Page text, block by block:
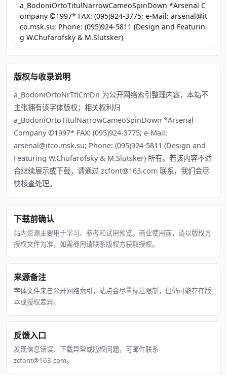
a_BodoniOrtoTitulNarrowCameoSpinDown *Arsenal C
ompany ©1997* FAX: (095)924-3775; e-Mail: arsenal@it
co.msk.su; Phone: (095)924-5811 (Design and Featurin
g W.Chufarofsky & M.Slutsker)
版权与收录说明
a_BodoniOrtoNrTtlCmDn 为公开网络索引整理内容，本站不
主张拥有该字体版权；相关权利归
a_BodoniOrtoTitulNarrowCameoSpinDown *Arsenal
Company ©1997* FAX: (095)924-3775; e-Mail:
arsenal@itco.msk.su; Phone: (095)924-5811 (Design and
Featuring W.Chufarofsky & M.Slutsker) 所有。若该内容不适
合继续展示或下载，请通过 zcfont@163.com 联系，我们会尽
快核查处理。
下载前确认
站内资源主要用于学习、参考和试用预览。商业使用前，请以版权方
授权文件为准，如需商用请联系版权方获取授权。
来源备注
字体文件来自公开网络索引，站点会尽量标注限制，但仍可能存在版
本或授权差异。
反馈入口
发现信息错误、下载异常或版权问题，可邮件联系
zcfont@163.com。